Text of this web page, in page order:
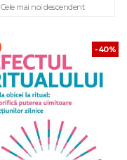
Cele mai noi descendent
-40%